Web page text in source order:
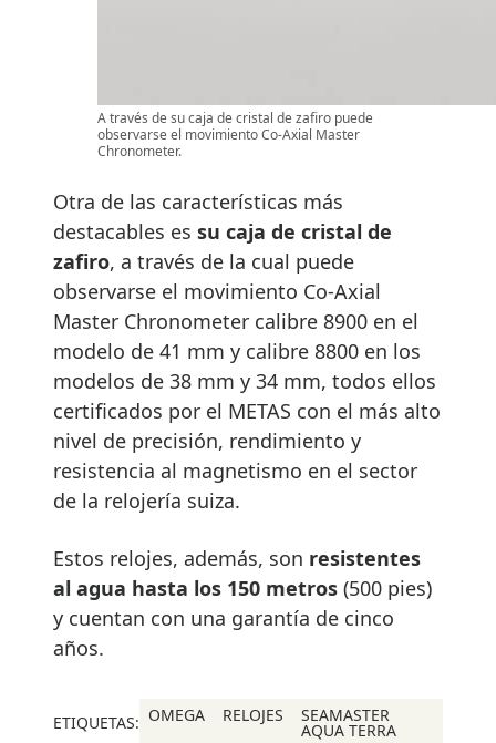
A través de su caja de cristal de zafiro puede
observarse el movimiento Co-Axial Master
Chronometer.
Otra de las características más
destacables es su caja de cristal de
zafiro, a través de la cual puede
observarse el movimiento Co-Axial
Master Chronometer calibre 8900 en el
modelo de 41 mm y calibre 8800 en los
modelos de 38 mm y 34 mm, todos ellos
certificados por el METAS con el más alto
nivel de precisión, rendimiento y
resistencia al magnetismo en el sector
de la relojería suiza.
Estos relojes, además, son resistentes
al agua hasta los 150 metros (500 pies)
y cuentan con una garantía de cinco
años.
ETIQUETAS: OMEGA RELOJES SEAMASTER
AQUA TERRA